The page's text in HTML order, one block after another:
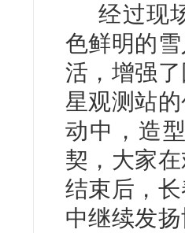
经过现
色鲜明的
活，增强
星观测站
动中，造
契，大家
结束后，
中继续发